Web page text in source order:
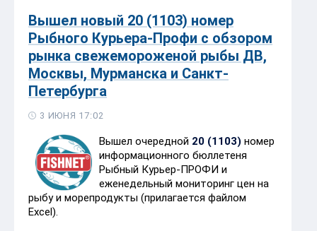
Вышел новый 20 (1103) номер
Рыбного Курьера-Профи с обзором
рынка свежемороженой рыбы ДВ,
Москвы, Мурманска и Санкт-
Петербурга
3 ИЮНЯ 17:02
Вышел очередной 20 (1103) номер
информационного бюллетеня
Рыбный Курьер-ПРОФИ и
еженедельный мониторинг цен на
рыбу и морепродукты (прилагается файлом
Excel).